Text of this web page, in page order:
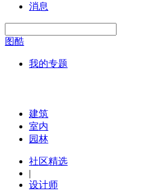
消息
图酷
我的专题
建筑
室内
园林
社区精选
|
设计师